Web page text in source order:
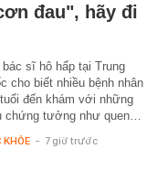
đau", hãy đi
bác sĩ hô hấp tại Trung
cho biết nhiều bệnh nhân
đến khám với những
chứng tưởng như quen…
KHỎE - 7 giờ trước